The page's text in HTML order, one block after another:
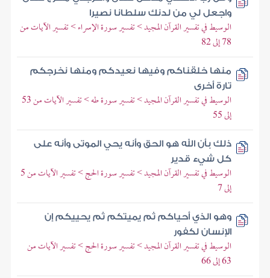
واجعل لي من لدنك سلطانا نصيرا
الوسيط في تفسير القرآن المجيد > تفسير سورة الإسراء > تفسير الآيات من
78 إلى 82
منها خلقناكم وفيها نعيدكم ومنها نخرجكم
تارة أخرى
الوسيط في تفسير القرآن المجيد > تفسير سورة طه > تفسير الآيات من 53
إلى 55
ذلك بأن الله هو الحق وأنه يحي الموتى وأنه على
كل شيء قدير
الوسيط في تفسير القرآن المجيد > تفسير سورة الحج > تفسير الآيات من 5
إلى 7
وهو الذي أحياكم ثم يميتكم ثم يحييكم إن
الإنسان لكفور
الوسيط في تفسير القرآن المجيد > تفسير سورة الحج > تفسير الآيات من
63 إلى 66